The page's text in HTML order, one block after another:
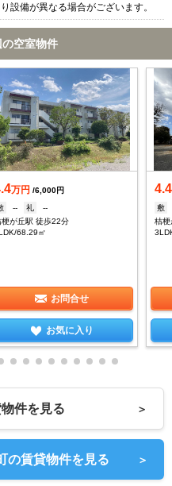
設備が異なる場合がございます。
空室物件
万円 /6,000円
-- 礼
--
梗が丘駅 徒歩22分
68.29㎡
お問合せ
お気に入り
4.4
敷
桔
件を見る ＞
の賃貸物件を見る ＞